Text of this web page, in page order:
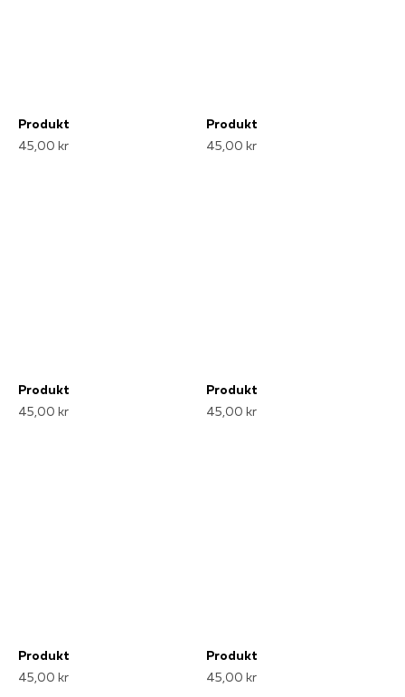
Produkt
45,00 kr
Produkt
45,00 kr
Produkt
45,00 kr
Produkt
45,00 kr
Produkt
45,00 kr
Produkt
45,00 kr